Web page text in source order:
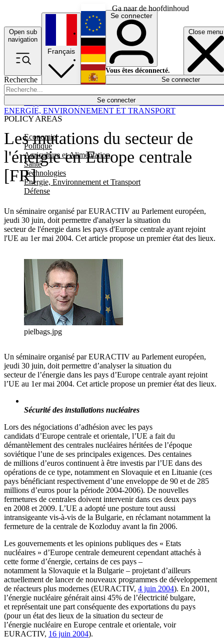
Ga naar de hoofdinhoud
Open sub
navigation
Close menu
Recherche
Se connecter
POLICY AREAS
Economie
Politique
Agriculture et Alimentation
Santé
Technologies
Energie, Environnement et Transport
Défense
Économie
Français
English
Deutsch
Español
Se connecter
Vous êtes déconnecté.
Se connecter
Les mutations du secteur de
l'énergie en Europe centrale
[FR]
Un séminaire organisé par EURACTIV au Parlement européen,
jeudi 30 juin, doit permettre d'analyser la situation du
secteur de l'énergie dans les pays d'Europe centrale ayant rejoint
l'UE au 1er mai 2004. Cet article propose un premier état des lieux.
ENERGIE, ENVIRONNEMENT ET TRANSPORT
pielbags.jpg
Un séminaire organisé par EURACTIV au Parlement européen,
jeudi 30 juin, doit permettre d’analyser la situation du
secteur de l’énergie dans les pays d’Europe centrale ayant rejoint
l’UE au 1er mai 2004. Cet article propose un premier état des lieux.
Sécurité des installations nucléaires
Lors des négociations d’adhésion avec les pays
candidats d’Europe centrale et orientale, l’UE a fait du
démantèlement des centrales nucléaires héritées de l’époque
soviétique l’une de ses principales exigences. Des centaines
de millions d’euros continuent à être investis par l’UE dans des
opérations de ce type, notamment en Slovaquie et en Lituanie (ces
pays bénéficiant respectivement d’une enveloppe de 90 et de 285
millions d’euros pour la période 2004-2006). De nouvelles
fermetures de centrales doivent intervenir dans ces deux pays
en 2008 et 2009. L’UE a adopté une posture tout aussi
intransigeante vis-à-vis de la Bulgarie, en réclamant notamment la
fermeture de la centrale de Kozloduy avant la fin 2006.
Les gouvernements et les opinions publiques des « Etats
nucléaires » d’Europe centrale demeurent cependant attachés à
cette forme d’énergie, certains de ces pays –
notamment la Slovaquie et la Bulgarie – projetant d’ailleurs
actuellement de lancer de nouveaux programmes de développement
de réacteurs plus modernes (EURACTIV, 4 juin 2004). En 2001,
l’énergie nucléaire générait ainsi 45% de l’électricité bulgare,
et représentait une part conséquente des exportations du pays
(pour un état des lieux de la situation du secteur de
l’énergie nucléaire en Europe centrale et orientale, voir
EURACTIV, 16 juin 2004).